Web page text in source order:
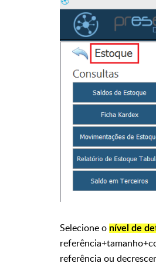
Selecione o nível de
referência ou